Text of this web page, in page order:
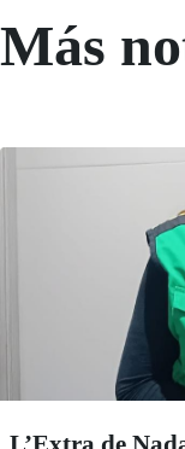
Más